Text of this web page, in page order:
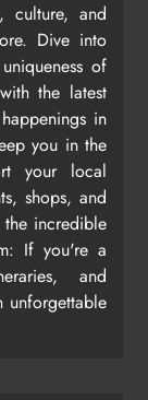
culture, and
Dive into
of
the latest
in
you in the
your local
shops, and
incredible
If you're a
and
unforgettable